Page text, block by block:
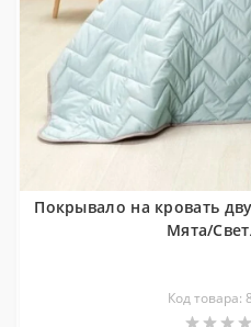
Покрывало на кровать
Мята/
Код товара: